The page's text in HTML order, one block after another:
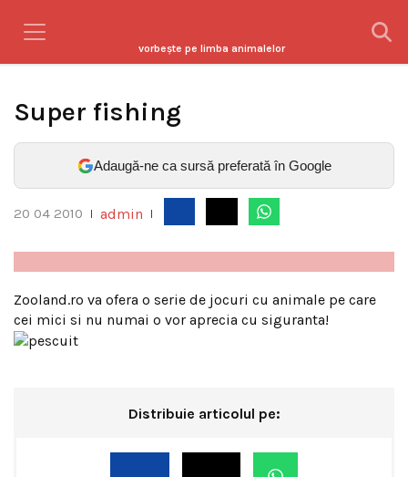
vorbeşte pe limba animalelor
Super fishing
Adaugă-ne ca sursă preferată în Google
20 04 2010 admin
Zooland.ro va ofera o serie de jocuri cu animale pe care
cei mici si nu numai o vor aprecia cu siguranta!
Distribuie articolul pe: